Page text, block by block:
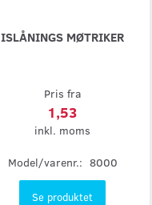
ISLÅNINGS MØTRIKER
Pris fra
1,53
inkl. moms
Model/varenr.: 8000
Se produktet